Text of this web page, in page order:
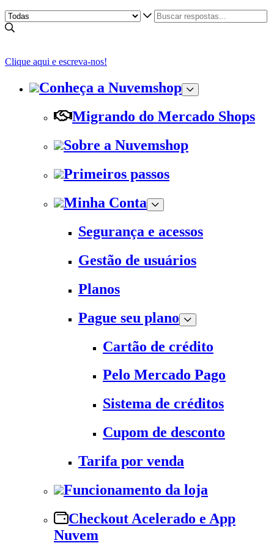
Clique aqui e escreva-nos!
Conheça a Nuvemshop
Migrando do Mercado Shops
Sobre a Nuvemshop
Primeiros passos
Minha Conta
Segurança e acessos
Gestão de usuários
Planos
Pague seu plano
Cartão de crédito
Pelo Mercado Pago
Sistema de créditos
Cupom de desconto
Tarifa por venda
Funcionamento da loja
Checkout Acelerado e App
Nuvem